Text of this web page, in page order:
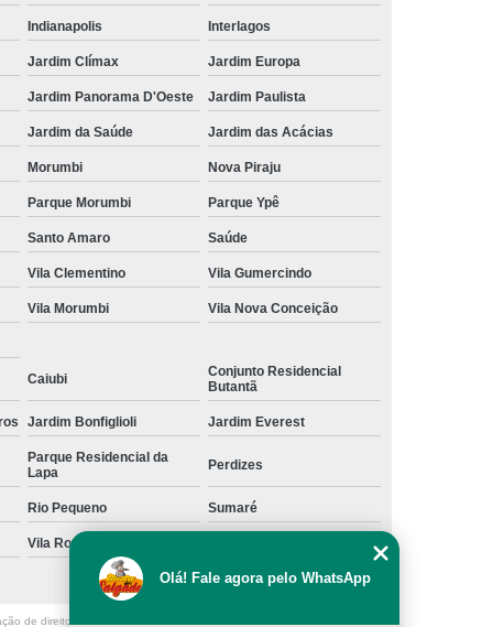
Indianapolis Interlagos
Jardim Clímax Jardim Europa
Jardim Panorama D'Oeste Jardim Paulista
Jardim da Saúde Jardim das Acácias
Morumbi Nova Piraju
Parque Morumbi Parque Ypê
Santo Amaro Saúde
Vila Clementino Vila Gumercindo
Vila Morumbi Vila Nova Conceição
Caiubi
Conjunto Residencial
Butantã
Jardim Bonfiglioli Jardim Everest
Parque Residencial da
Lapa
Perdizes
Rio Pequeno Sumaré
Vila Romana
de direito autoral – artigo 184 do Código Penal –
Olá! Fale agora pelo WhatsApp